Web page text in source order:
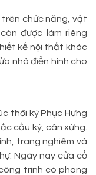
chức năng, vật
được làm riêng
kế nội thất khác
nhà điển hình cho
thời kỳ Phục Hưng
cầu kỳ, cân xứng.
trang nghiêm và
Ngày nay cửa cổ
trình có phong